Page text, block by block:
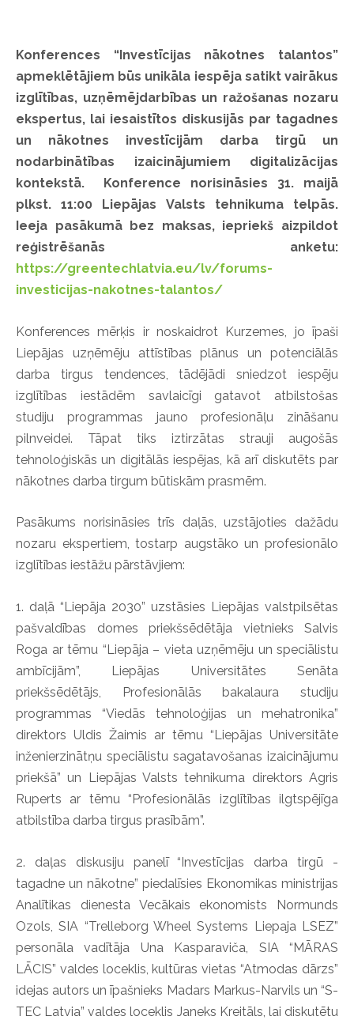
Konferences “Investīcijas nākotnes talantos”
apmeklētājiem būs unikāla iespēja satikt vairākus
izglītības, uzņēmējdarbības un ražošanas nozaru
ekspertus, lai iesaistītos diskusijās par tagadnes
un nākotnes investīcijām darba tirgū un
nodarbinātības izaicinājumiem digitalizācijas
kontekstā. Konference norisināsies 31. maijā
plkst. 11:00 Liepājas Valsts tehnikuma telpās.
Ieeja pasākumā bez maksas, iepriekš aizpildot
reģistrēšanās anketu:
https://greentechlatvia.eu/lv/forums-
investicijas-nakotnes-talantos/
Konferences mērķis ir noskaidrot Kurzemes, jo īpaši
Liepājas uzņēmēju attīstības plānus un potenciālās
darba tirgus tendences, tādējādi sniedzot iespēju
izglītības iestādēm savlaicīgi gatavot atbilstošas
studiju programmas jauno profesionāļu zināšanu
pilnveidei. Tāpat tiks iztirzātas strauji augošās
tehnoloģiskās un digitālās iespējas, kā arī diskutēts par
nākotnes darba tirgum būtiskām prasmēm.
Pasākums norisināsies trīs daļās, uzstājoties dažādu
nozaru ekspertiem, tostarp augstāko un profesionālo
izglītības iestāžu pārstāvjiem:
1. daļā “Liepāja 2030” uzstāsies Liepājas valstpilsētas
pašvaldības domes priekšsēdētāja vietnieks Salvis
Roga ar tēmu “Liepāja – vieta uzņēmēju un speciālistu
ambīcijām”, Liepājas Universitātes Senāta
priekšsēdētājs, Profesionālās bakalaura studiju
programmas “Viedās tehnoloģijas un mehatronika”
direktors Uldis Žaimis ar tēmu “Liepājas Universitāte
inženierzinātņu speciālistu sagatavošanas izaicinājumu
priekšā” un Liepājas Valsts tehnikuma direktors Agris
Ruperts ar tēmu “Profesionālās izglītības ilgtspējīga
atbilstība darba tirgus prasībām”.
2. daļas diskusiju panelī “Investīcijas darba tirgū -
tagadne un nākotne” piedalīsies Ekonomikas ministrijas
Analītikas dienesta Vecākais ekonomists Normunds
Ozols, SIA “Trelleborg Wheel Systems Liepaja LSEZ”
personāla vadītāja Una Kasparaviča, SIA “MĀRAS
LĀCIS” valdes loceklis, kultūras vietas “Atmodas dārzs”
idejas autors un īpašnieks Madars Markus-Narvils un “S-
TEC Latvia” valdes loceklis Janeks Kreitāls, lai diskutētu